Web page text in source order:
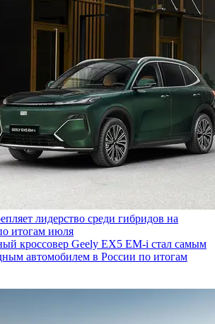
лидерство среди гибридов на
итогам июля
кроссовер Geely EX5 EM-i стал самым
автомобилем в России по итогам